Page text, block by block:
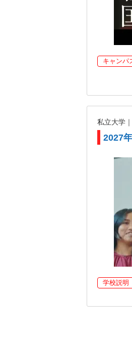
キャンパ
私立大学
2027
学校説明